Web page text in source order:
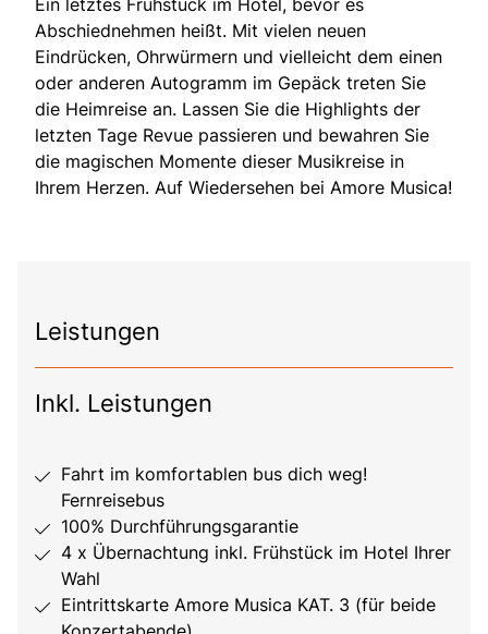
Abschiednehmen heißt. Mit vielen neuen
Eindrücken, Ohrwürmern und vielleicht dem einen
oder anderen Autogramm im Gepäck treten Sie
die Heimreise an. Lassen Sie die Highlights der
letzten Tage Revue passieren und bewahren Sie
die magischen Momente dieser Musikreise in
Ihrem Herzen. Auf Wiedersehen bei Amore Musica!
Leistungen
Inkl. Leistungen
Fahrt im komfortablen bus dich weg!
Fernreisebus
100% Durchführungsgarantie
4 x Übernachtung inkl. Frühstück im Hotel Ihrer
Wahl
Eintrittskarte Amore Musica KAT. 3 (für beide